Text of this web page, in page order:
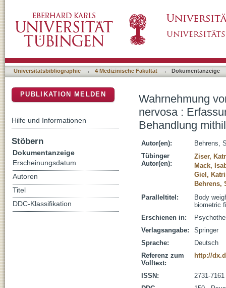
Veränderungen im Verlauf der stationären
Universitätsbibliographie → 4 Medizinische Fakultät → Dokumentanzeige
Wahrnehmung
nervosa :
Behandlung
Autor(en):
Behrens,
Tübinger
Autor(en):
Ziser,
Mack,
Giel,
Behrens,
Paralleltitel:
Body
biometric
Erschienen in:
Verlagsangabe:
Springer
Sprache:
Deutsch
Referenz zum
Volltext:
http://
ISSN:
2731-7161
PUBLIKATION MELDEN
Hilfe und Informationen
Stöbern
Dokumentanzeige
Erscheinungsdatum
Autoren
Titel
DDC-Klassifikation